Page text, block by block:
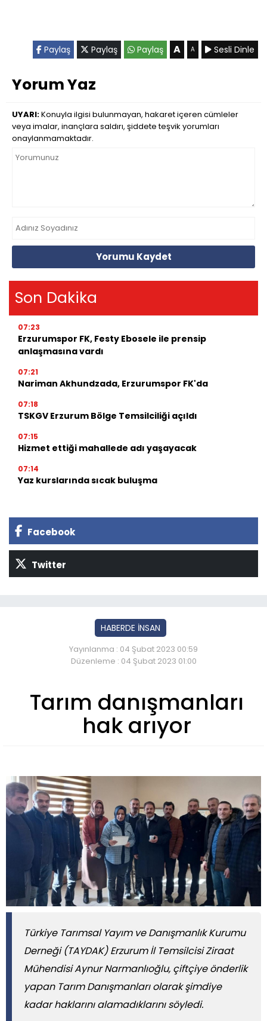
Paylaş Paylaş Paylaş A A Sesli Dinle
Yorum Yaz
UYARI:Konuyla ilgisi bulunmayan, hakaret içeren cümleler
veya imalar, inançlara saldırı, şiddete teşvik yorumları
onaylanmamaktadır.
Yorumu Kaydet
Son Dakika
07:23
Erzurumspor FK, Festy Ebosele ile prensip
anlaşmasına vardı
07:21
Nariman Akhundzada, Erzurumspor FK'da
07:18
TSKGV Erzurum Bölge Temsilciliği açıldı
07:15
Hizmet ettiği mahallede adı yaşayacak
07:14
Yaz kurslarında sıcak buluşma
Facebook
Twitter
HABERDE İNSAN
Yayınlanma : 04 Şubat 2023 00:59
Düzenleme : 04 Şubat 2023 01:00
Tarım danışmanları
hak arıyor
Türkiye Tarımsal Yayım ve Danışmanlık Kurumu
Derneği (TAYDAK) Erzurum İl Temsilcisi Ziraat
Mühendisi Aynur Narmanlıoğlu, çiftçiye önderlik
yapan Tarım Danışmanları olarak şimdiye
kadar haklarını alamadıklarını söyledi.